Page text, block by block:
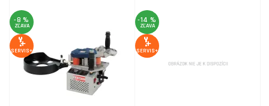
-8 %
ZĽAVA
SERVIS+
-14 %
ZĽAVA
SERVIS+